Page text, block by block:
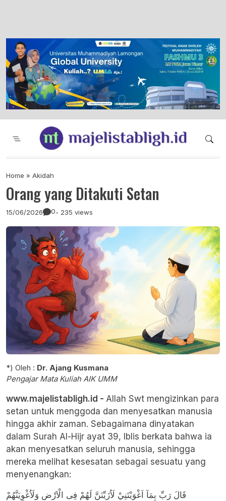
Majelis Tabligh Muhammadiyah
Syiar Dakwah Islam Berkemajuan dan
Home » Akidah
Orang yang Ditakuti Setan
15/06/2026 0- 235 views
*) Oleh : Dr. Ajang Kusmana
Pengajar Mata Kuliah AIK UMM
www.majelistabligh.id - Allah Swt mengizinkan para
setan untuk menggoda dan menyesatkan manusia
hingga akhir zaman. Sebagaimana dinyatakan
dalam Surah Al-Hijr ayat 39, Iblis berkata bahwa ia
akan menyesatkan seluruh manusia, sehingga
mereka melihat kesesatan sebagai sesuatu yang
menyenangkan:
قَالَ رَبِّ بِمَآ اَغْوَيْتَنِيْ لَاُزَيِّنَنَّ لَهُمْ فِى الْاَرْضِ وَلَاُغْوِيَنَّهُمْ